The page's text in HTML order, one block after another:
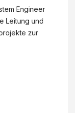
Engineer
Leitung und
zur